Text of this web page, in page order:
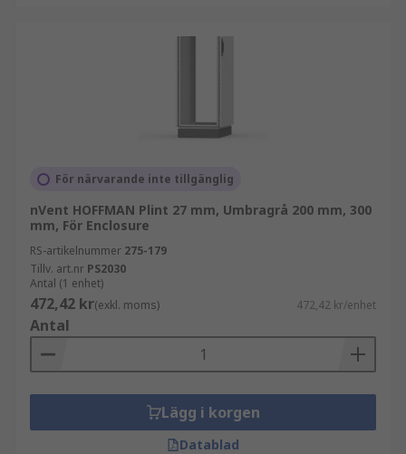
För närvarande inte tillgänglig
nVent HOFFMAN Plint 27 mm, Umbragrå 200 mm, 300
mm, För Enclosure
RS-artikelnummer 275-179
Tillv. art.nr PS2030
Antal (1 enhet)
472,42 kr(exkl. moms) 472,42 kr/enhet
Antal
Lägg i korgen
Datablad